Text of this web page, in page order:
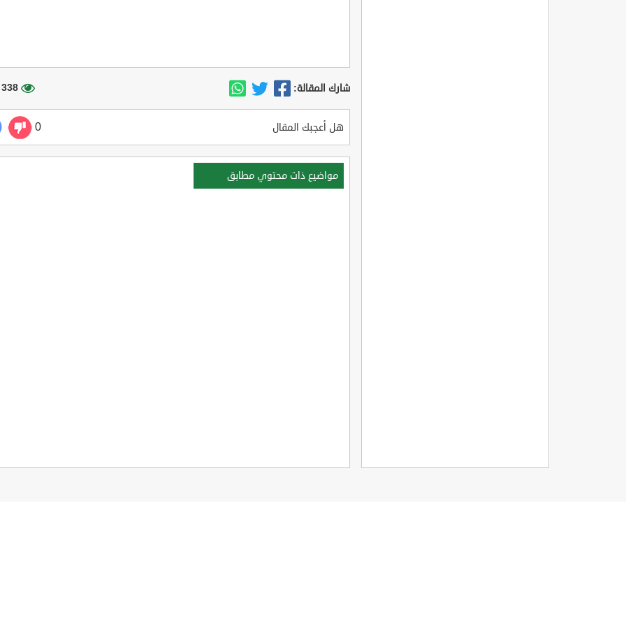
شارك المقالة: 338 مشاهدة
هل أعجبك المقال 0
مواضيع ذات محتوي مطابق